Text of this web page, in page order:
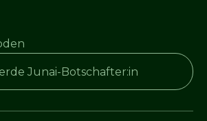
Junai-Botschafter:in